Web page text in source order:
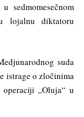
sedmomesečnom
lojalnu diktatoru
suda
istrage o zločinima
„Oluja“ u